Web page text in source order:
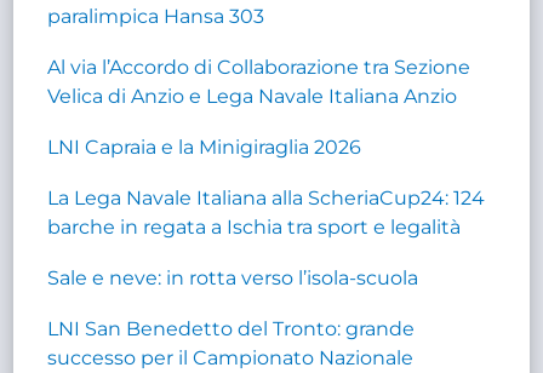
paralimpica Hansa 303
Al via l’Accordo di Collaborazione tra Sezione
Velica di Anzio e Lega Navale Italiana Anzio
LNI Capraia e la Minigiraglia 2026
La Lega Navale Italiana alla ScheriaCup24: 124
barche in regata a Ischia tra sport e legalità
Sale e neve: in rotta verso l’isola-scuola
LNI San Benedetto del Tronto: grande
successo per il Campionato Nazionale